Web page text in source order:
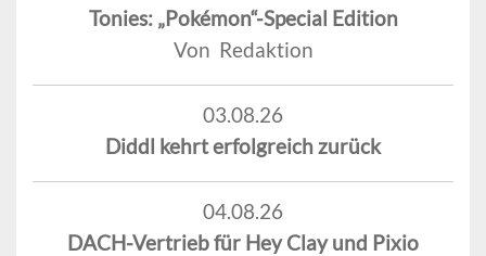
Tonies: „Pokémon“-Special Edition
Von Redaktion
03.08.26
Diddl kehrt erfolgreich zurück
04.08.26
DACH-Vertrieb für Hey Clay und Pixio